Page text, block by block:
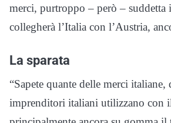
merci, purtroppo – però – suddetta
collegherà l’Italia con l’Austria,
La sparata
“Sapete quante delle merci
imprenditori italiani utilizzano con